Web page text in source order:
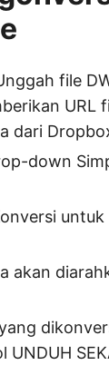
file
URL
dari
down
untuk
akan